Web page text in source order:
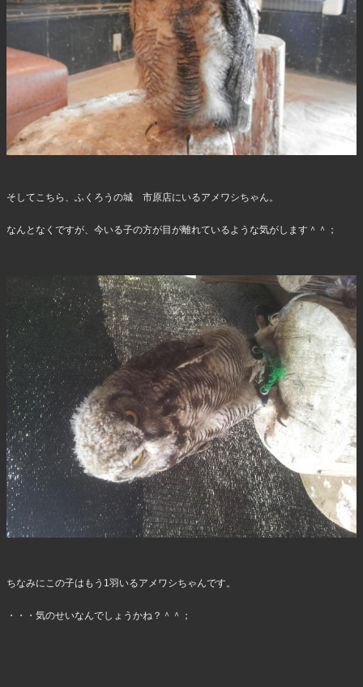
そしてこちら、ふくろうの城 市原店にいるアメワシちゃん。
なんとなくですが、今いる子の方が目が離れているような気がします＾＾；
ちなみにこの子はもう1羽いるアメワシちゃんです。
・・・気のせいなんでしょうかね？＾＾；